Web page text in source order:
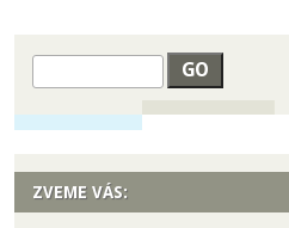
Hledat
ZVEME VÁS: